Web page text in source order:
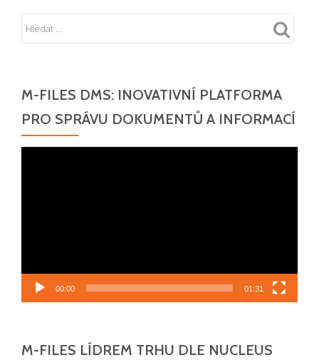
M-FILES DMS: INOVATIVNÍ PLATFORMA
PRO SPRÁVU DOKUMENTŮ A INFORMACÍ
00:00 01:31
M-FILES LÍDREM TRHU DLE NUCLEUS